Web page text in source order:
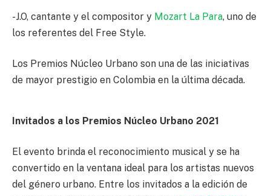
-J.O, cantante y el compositor y Mozart La Para, uno de
los referentes del Free Style.
Los Premios Núcleo Urbano son una de las iniciativas
de mayor prestigio en Colombia en la última década.
Invitados a los Premios Núcleo Urbano 2021
El evento brinda el reconocimiento musical y se ha
convertido en la ventana ideal para los artistas nuevos
del género urbano. Entre los invitados a la edición de